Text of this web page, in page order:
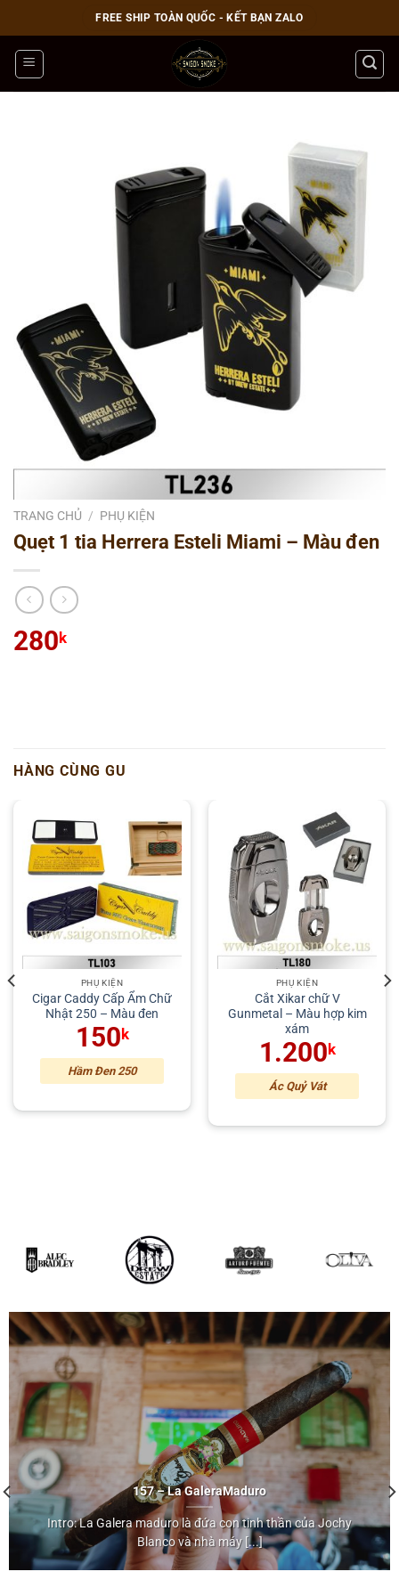
qua
nội
dung
FREE SHIP TOÀN QUỐC - KẾT BẠN ZALO
TRANG CHỦ / PHỤ KIỆN
Quẹt 1 tia Herrera Esteli Miami – Màu đen
280 k
HÀNG CÙNG GU
PHỤ KIỆN
Cigar Caddy Cấp Ẩm Chữ
Nhật 250 – Màu đen
150k
Hầm Đen 250
PHỤ KIỆN
Cắt Xikar chữ V
Gunmetal – Màu hợp kim
xám
1.200k
Ác Quỷ Vát
Maduro
157 – La GaleraMaduro
Intro: La Galera maduro là đứa con tinh thần của Jochy
Blanco và nhà máy [...]